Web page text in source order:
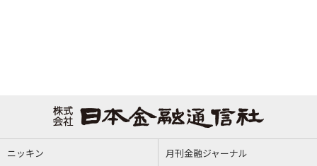
ニッキン 月刊金融ジャーナル